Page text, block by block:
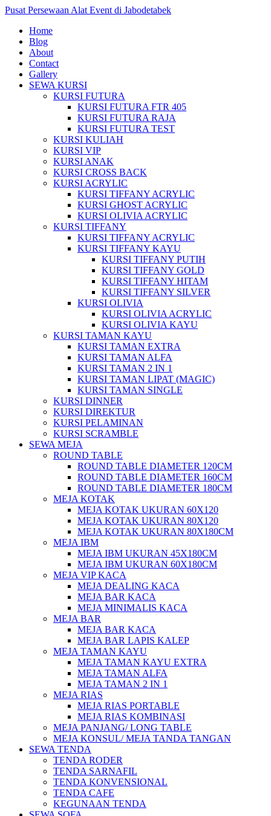
Pusat Persewaan Alat Event di Jabodetabek
Home
Blog
About
Contact
Gallery
SEWA KURSI
KURSI FUTURA
KURSI FUTURA FTR 405
KURSI FUTURA RAJA
KURSI FUTURA TEST
KURSI KULIAH
KURSI VIP
KURSI ANAK
KURSI CROSS BACK
KURSI ACRYLIC
KURSI TIFFANY ACRYLIC
KURSI GHOST ACRYLIC
KURSI OLIVIA ACRYLIC
KURSI TIFFANY
KURSI TIFFANY ACRYLIC
KURSI TIFFANY KAYU
KURSI TIFFANY PUTIH
KURSI TIFFANY GOLD
KURSI TIFFANY HITAM
KURSI TIFFANY SILVER
KURSI OLIVIA
KURSI OLIVIA ACRYLIC
KURSI OLIVIA KAYU
KURSI TAMAN KAYU
KURSI TAMAN EXTRA
KURSI TAMAN ALFA
KURSI TAMAN 2 IN 1
KURSI TAMAN LIPAT (MAGIC)
KURSI TAMAN SINGLE
KURSI DINNER
KURSI DIREKTUR
KURSI PELAMINAN
KURSI SCRAMBLE
SEWA MEJA
ROUND TABLE
ROUND TABLE DIAMETER 120CM
ROUND TABLE DIAMETER 160CM
ROUND TABLE DIAMETER 180CM
MEJA KOTAK
MEJA KOTAK UKURAN 60X120
MEJA KOTAK UKURAN 80X120
MEJA KOTAK UKURAN 80X180CM
MEJA IBM
MEJA IBM UKURAN 45X180CM
MEJA IBM UKURAN 60X180CM
MEJA VIP KACA
MEJA DEALING KACA
MEJA BAR KACA
MEJA MINIMALIS KACA
MEJA BAR
MEJA BAR KACA
MEJA BAR LAPIS KALEP
MEJA TAMAN KAYU
MEJA TAMAN KAYU EXTRA
MEJA TAMAN ALFA
MEJA TAMAN 2 IN 1
MEJA RIAS
MEJA RIAS PORTABLE
MEJA RIAS KOMBINASI
MEJA PANJANG/ LONG TABLE
MEJA KONSUL/ MEJA TANDA TANGAN
SEWA TENDA
TENDA RODER
TENDA SARNAFIL
TENDA KONVENSIONAL
TENDA CAFE
KEGUNAAN TENDA